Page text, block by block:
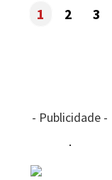
1 2 3
- Publicidade -